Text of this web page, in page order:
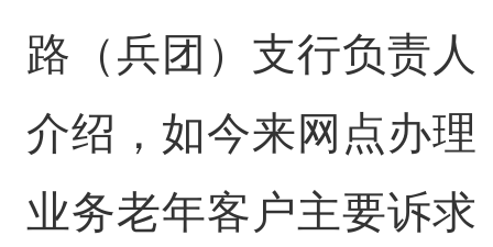
路（兵团）支行负责人
介绍，如今来网点办理
业务老年客户主要诉求